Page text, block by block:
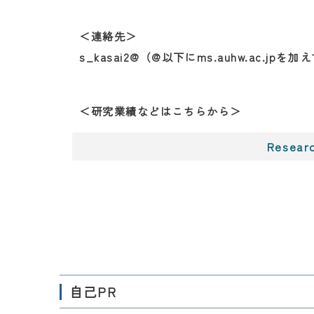
＜連絡先＞
s_kasai2@（@以下にms.auhw.ac.jpを加え
＜研究業績などはこちらから＞
自己PR